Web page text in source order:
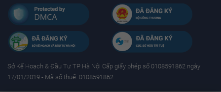
Sở Kế Hoạch & Ðầu Tư TP Hà Nội Cấp giấy phép số 0108591862 ngày
17/01/2019 - Mã số thuế: 0108591862